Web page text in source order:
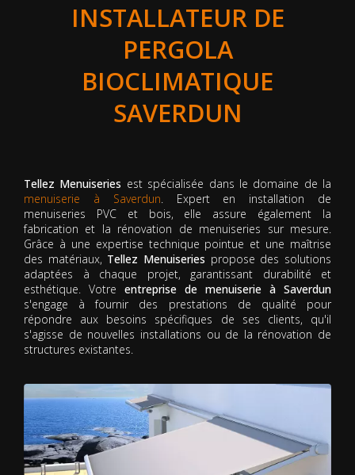
INSTALLATEUR DE
PERGOLA
BIOCLIMATIQUE
SAVERDUN
Tellez Menuiseries est spécialisée dans le domaine de la
menuiserie à Saverdun. Expert en installation de
menuiseries PVC et bois, elle assure également la
fabrication et la rénovation de menuiseries sur mesure.
Grâce à une expertise technique pointue et une maîtrise
des matériaux, Tellez Menuiseries propose des solutions
adaptées à chaque projet, garantissant durabilité et
esthétique. Votre entreprise de menuiserie à Saverdun
s'engage à fournir des prestations de qualité pour
répondre aux besoins spécifiques de ses clients, qu'il
s'agisse de nouvelles installations ou de la rénovation de
structures existantes.